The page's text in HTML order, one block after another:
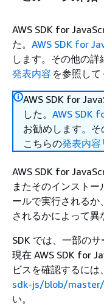
AWS SDK for
た。 AWS SDK for
します。その他の
発表内容 を参照して
AWS SDK for
した。 AWS SDK
お勧めします。そ
こちらの発表内容
AWS SDK for
またそのインスト
ールで実行される
されるかによって異
SDK では、一部の
現在 AWS SDK for
ビスを確認するには、
sdk-js/blob/master/
い。